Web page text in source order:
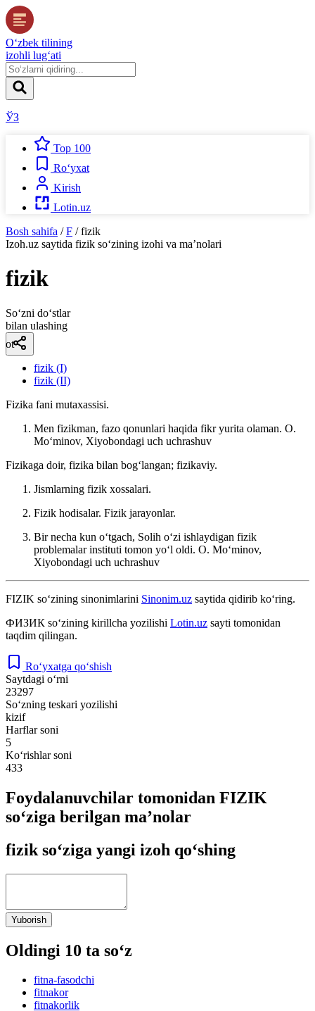
O‘zbek tilining
izohli lug‘ati
ЎЗ
Top 100
Ro‘yxat
Kirish
Lotin.uz
Bosh sahifa / F / fizik
Izoh.uz saytida fizik so‘zining izohi va ma’nolari
fizik
So‘zni do‘stlar
bilan ulashing
ot
fizik (I)
fizik (II)
Fizika fani mutaxassisi.
Men fizikman, fazo qonunlari haqida fikr yurita olaman. O.
Moʻminov, Xiyobondagi uch uchrashuv
Fizikaga doir, fizika bilan bogʻlangan; fizikaviy.
Jismlarning fizik xossalari.
Fizik hodisalar. Fizik jarayonlar.
Bir necha kun oʻtgach, Solih oʻzi ishlaydigan fizik
problemalar instituti tomon yoʻl oldi. O. Moʻminov,
Xiyobondagi uch uchrashuv
FIZIK so‘zining sinonimlarini Sinonim.uz saytida qidirib ko‘ring.
ФИЗИК so‘zining kirillcha yozilishi Lotin.uz sayti tomonidan
taqdim qilingan.
Ro‘yxatga qo‘shish
Saytdagi o‘rni
23297
So‘zning teskari yozilishi
kizif
Harflar soni
5
Ko‘rishlar soni
433
Foydalanuvchilar tomonidan FIZIK
so‘ziga berilgan ma’nolar
fizik so‘ziga yangi izoh qo‘shing
Yuborish
Oldingi 10 ta so‘z
fitna-fasodchi
fitnakor
fitnakorlik